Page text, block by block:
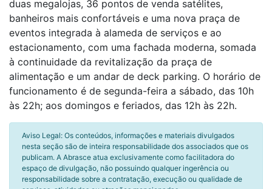
duas megalojas, 36 pontos de venda satélites,
banheiros mais confortáveis e uma nova praça de
eventos integrada à alameda de serviços e ao
estacionamento, com uma fachada moderna, somada
à continuidade da revitalização da praça de
alimentação e um andar de deck parking. O horário de
funcionamento é de segunda-feira a sábado, das 10h
às 22h; aos domingos e feriados, das 12h às 22h.
Aviso Legal: Os conteúdos, informações e materiais divulgados
nesta seção são de inteira responsabilidade dos associados que os
publicam. A Abrasce atua exclusivamente como facilitadora do
espaço de divulgação, não possuindo qualquer ingerência ou
responsabilidade sobre a contratação, execução ou qualidade de